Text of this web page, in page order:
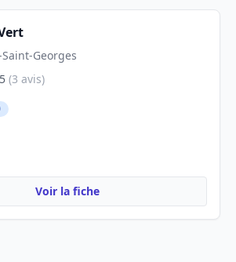
Georges
(3 avis)
Voir la fiche